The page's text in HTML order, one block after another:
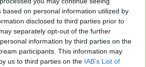
based on personal information utilized by
disclosed to third parties prior to
separately opt-out of the further
information by third parties on the
participants. This information may
us to third parties on the IAB’s List of